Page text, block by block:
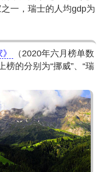
一，瑞士的人均gdp为
（2020年六月榜单数
榜的分别为“挪威”、“瑞